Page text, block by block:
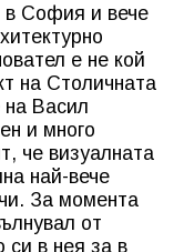
в София и вече
е не кой
на Столичната
Васил
и много
че визуалната
най-вече
За момента
от
си в нея за в